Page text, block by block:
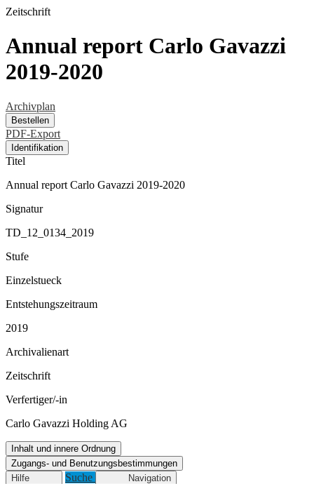
Zeitschrift
Annual report Carlo Gavazzi
2019-2020
Archivplan
Bestellen
PDF-Export
Identifikation
Titel
Annual report Carlo Gavazzi 2019-2020
Signatur
TD_12_0134_2019
Stufe
Einzelstueck
Entstehungszeitraum
2019
Archivalienart
Zeitschrift
Verfertiger/-in
Carlo Gavazzi Holding AG
Inhalt und innere Ordnung
Zugangs- und Benutzungsbestimmungen
Hilfe
Suche Navigation